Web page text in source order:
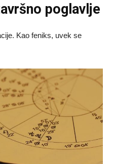
poglavlje
Kao feniks, uvek se